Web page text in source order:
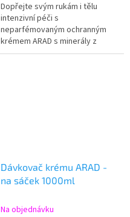
Dopřejte svým rukám i tělu
intenzivní péči s
neparfémovaným ochranným
krémem ARAD s minerály z
Mrtvého moře. Chrání před
Dávkovač krému ARAD -
na sáček 1000ml
Na objednávku